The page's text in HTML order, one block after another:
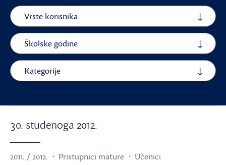
Vrste korisnika
Školske godine
Kategorije
30. studenoga 2012.
2011. / 2012. Pristupnici mature Učenici